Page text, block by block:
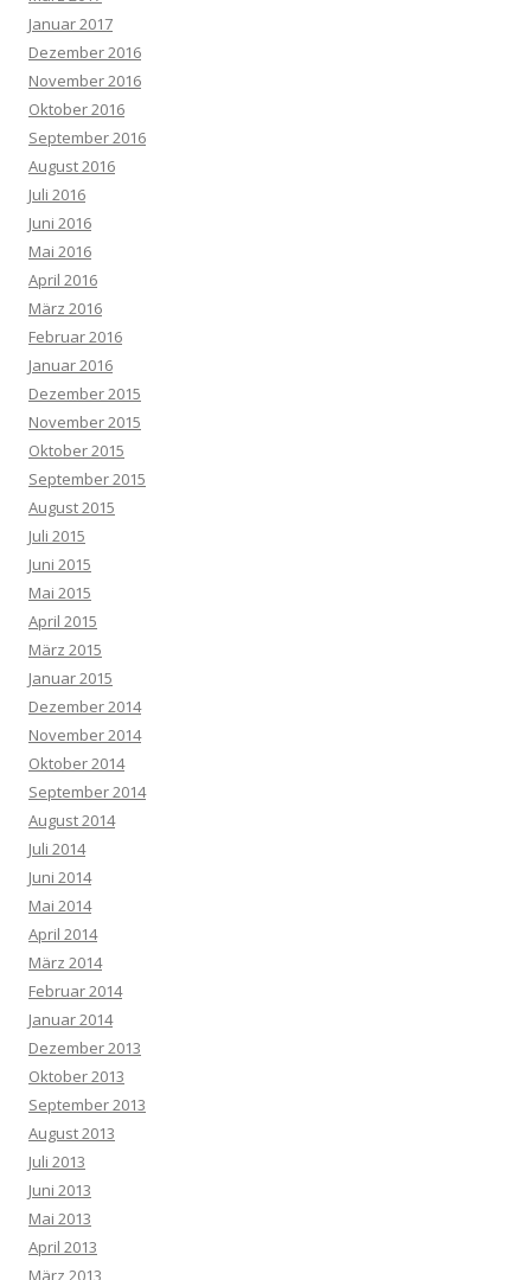
Januar 2017
Dezember 2016
November 2016
Oktober 2016
September 2016
August 2016
Juli 2016
Juni 2016
Mai 2016
April 2016
März 2016
Februar 2016
Januar 2016
Dezember 2015
November 2015
Oktober 2015
September 2015
August 2015
Juli 2015
Juni 2015
Mai 2015
April 2015
März 2015
Januar 2015
Dezember 2014
November 2014
Oktober 2014
September 2014
August 2014
Juli 2014
Juni 2014
Mai 2014
April 2014
März 2014
Februar 2014
Januar 2014
Dezember 2013
Oktober 2013
September 2013
August 2013
Juli 2013
Juni 2013
Mai 2013
April 2013
März 2013